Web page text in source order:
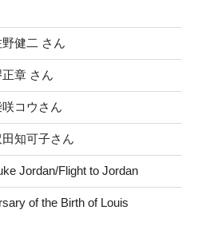
健二 さん
章 さん
コウさん
知可子さん
Jordan/Flight to Jordan
of the Birth of Louis